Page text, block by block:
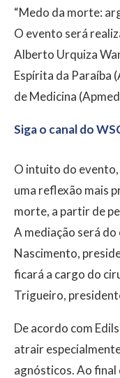
“Medo da morte:
O evento será
Alberto Urquiza
Espírita da Paraíba
de Medicina
Siga o canal do
O intuito do
uma reflexão mais
morte, a partir de
A mediação será
Nascimento,
ficará a cargo do
Trigueiro,
De acordo com
atrair
agnósticos. Ao final